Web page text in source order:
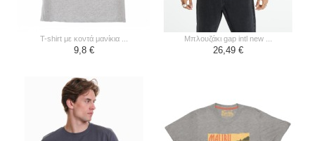
t-shirt με κοντά μανίκια ...
9,8 €
μπλουζάκι gap intl new ...
26,49 €